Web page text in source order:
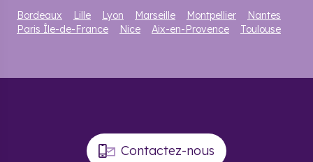
Bordeaux Lille Lyon Marseille Montpellier
Nantes
Paris Île-de-France
Nice Aix-en-Provence Toulouse
Contactez-nous